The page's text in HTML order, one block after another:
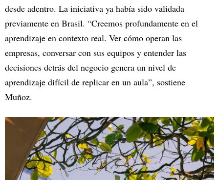
desde adentro. La iniciativa ya había sido validada
previamente en Brasil. “Creemos profundamente en el
aprendizaje en contexto real. Ver cómo operan las
empresas, conversar con sus equipos y entender las
decisiones detrás del negocio genera un nivel de
aprendizaje difícil de replicar en un aula”, sostiene
Muñoz.